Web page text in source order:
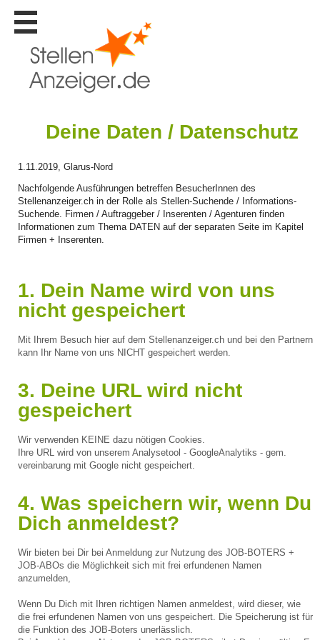
Stellen
finden
Stellen
inserieren
Personalberatungen
WERBUNG
JOB-
App's
Lehrstellen
gratis
inserieren
Deine Daten / Datenschutz
1.11.2019, Glarus-Nord
Nachfolgende Ausführungen betreffen BesucherInnen des
Stellenanzeiger.ch in der Rolle als Stellen-Suchende / Informations-
Suchende. Firmen / Auftraggeber / Inserenten / Agenturen finden
Informationen zum Thema DATEN auf der separaten Seite im Kapitel
Firmen + Inserenten.
1. Dein Name wird von uns
nicht gespeichert
Mit Ihrem Besuch hier auf dem Stellenanzeiger.ch und bei den Partnern
kann Ihr Name von uns NICHT gespeichert werden.
3. Deine URL wird nicht
gespeichert
Wir verwenden KEINE dazu nötigen Cookies.
Ihre URL wird von unserem Analysetool - GoogleAnalytiks - gem.
vereinbarung mit Google nicht gespeichert.
4. Was speichern wir, wenn Du
Dich anmeldest?
Wir bieten bei Dir bei Anmeldung zur Nutzung des JOB-BOTERS +
JOB-ABOs die Möglichkeit sich mit frei erfundenen Namen
anzumelden,
Wenn Du Dich mit Ihren richtigen Namen anmeldest, wird dieser, wie
die frei erfundenen Namen von uns gespeichert. Die Speicherung ist für
die Funktion des JOB-Boters unerlässlich.